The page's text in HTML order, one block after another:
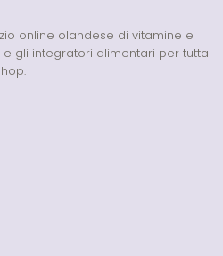
online olandese di vitamine e
gli integratori alimentari per tutta